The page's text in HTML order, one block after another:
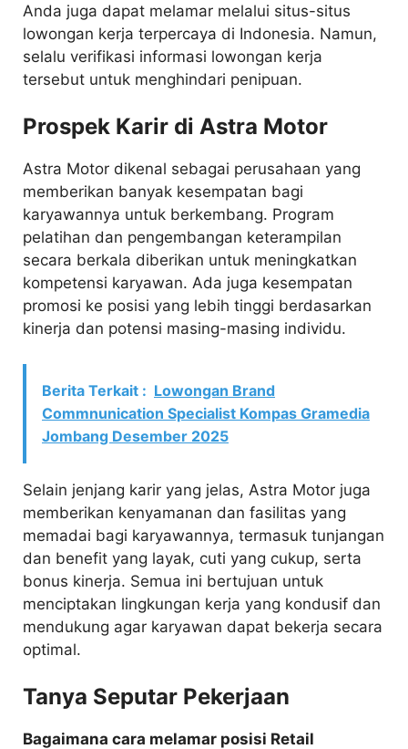
Anda juga dapat melamar melalui situs-situs
lowongan kerja terpercaya di Indonesia. Namun,
selalu verifikasi informasi lowongan kerja
tersebut untuk menghindari penipuan.
Prospek Karir di Astra Motor
Astra Motor dikenal sebagai perusahaan yang
memberikan banyak kesempatan bagi
karyawannya untuk berkembang. Program
pelatihan dan pengembangan keterampilan
secara berkala diberikan untuk meningkatkan
kompetensi karyawan. Ada juga kesempatan
promosi ke posisi yang lebih tinggi berdasarkan
kinerja dan potensi masing-masing individu.
Berita Terkait : Lowongan Brand
Commnunication Specialist Kompas Gramedia
Jombang Desember 2025
Selain jenjang karir yang jelas, Astra Motor juga
memberikan kenyamanan dan fasilitas yang
memadai bagi karyawannya, termasuk tunjangan
dan benefit yang layak, cuti yang cukup, serta
bonus kinerja. Semua ini bertujuan untuk
menciptakan lingkungan kerja yang kondusif dan
mendukung agar karyawan dapat bekerja secara
optimal.
Tanya Seputar Pekerjaan
Bagaimana cara melamar posisi Retail